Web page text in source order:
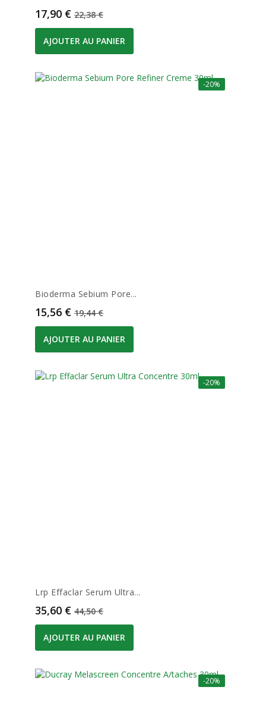
Prix
17,90 € Prix de base
22,38 €
AJOUTER AU PANIER
-20%
Bioderma Sebium Pore...
Prix
15,56 € Prix de base
19,44 €
AJOUTER AU PANIER
-20%
Lrp Effaclar Serum Ultra...
Prix
35,60 € Prix de base
44,50 €
AJOUTER AU PANIER
-20%